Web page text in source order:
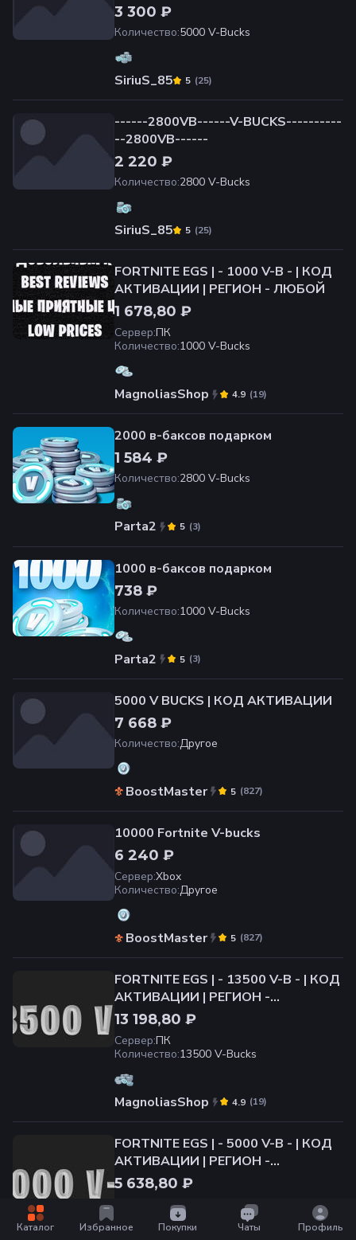
Каталог Избранное Покупки Чаты Профиль
3 300 ₽
Количество:5000 V-Bucks
SiriuS_85 (25)
5
------2800VB------V-BUCKS----------
--2800VB------
2 220 ₽
Количество:2800 V-Bucks
SiriuS_85 (25)
5
FORTNITE EGS | - 1000 V-B - | КОД
АКТИВАЦИИ | РЕГИОН - ЛЮБОЙ
1 678,80 ₽
Сервер:ПК
Количество:1000 V-Bucks
MagnoliasShop (19)
4.9
2000 в-баксов подарком
1 584 ₽
Количество:2800 V-Bucks
Parta2 (3)
5
1000 в-баксов подарком
738 ₽
Количество:1000 V-Bucks
Parta2 (3)
5
5000 V BUCKS | КОД АКТИВАЦИИ
7 668 ₽
Количество:Другое
BoostMaster (827)
5
10000 Fortnite V-bucks
6 240 ₽
Сервер:Xbox
Количество:Другое
BoostMaster (827)
5
FORTNITE EGS | - 13500 V-B - | КОД
АКТИВАЦИИ | РЕГИОН -
НИДЕРЛАНДЫ
13 198,80 ₽
Сервер:ПК
Количество:13500 V-Bucks
MagnoliasShop (19)
4.9
FORTNITE EGS | - 5000 V-B - | КОД
АКТИВАЦИИ | РЕГИОН -
НИДЕРЛАНДЫ
5 638,80 ₽
ПК
Количество:5000 V-Bucks